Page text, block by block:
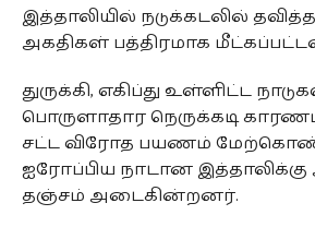
இத்தாலியில் நடுக்கடலில் தவித்த
அகதிகள் பத்திரமாக
துருக்கி, எகிப்து உள்ளிட்ட
பொருளாதார நெருக்கடி
சட்ட விரோத பயணம்
ஐரோப்பிய நாடான
தஞ்சம் அடைகின்றனர்.